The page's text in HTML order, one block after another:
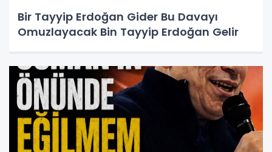
Bir Tayyip Erdoğan Gider Bu Davayı
Omuzlayacak Bin Tayyip Erdoğan Gelir